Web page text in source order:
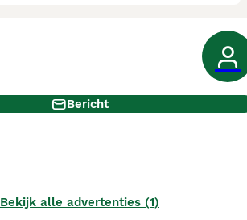
Bericht
Bekijk alle advertenties (1)